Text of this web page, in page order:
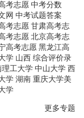
考志愿 中考分数
网 中考试题答案
考志愿 甘肃高考志
考志愿 北京高考志
高考志愿 黑龙江高
学 山西 综合评价录
理工大学 中山大学 西
学 湖南 重庆大学美
学
更多专题